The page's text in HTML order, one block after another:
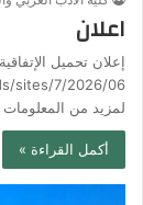
اعلان
لمزيد من المعلومات يرجى
أكمل القراءة »